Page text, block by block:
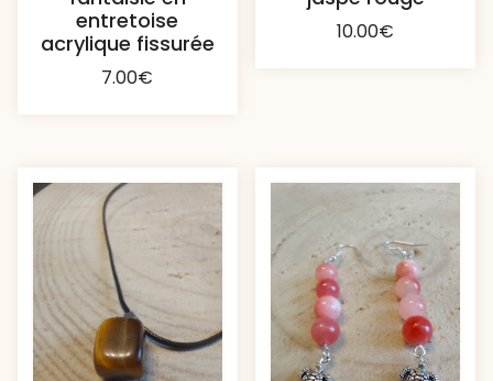
entretoise
acrylique fissurée
7.00€
10.00€